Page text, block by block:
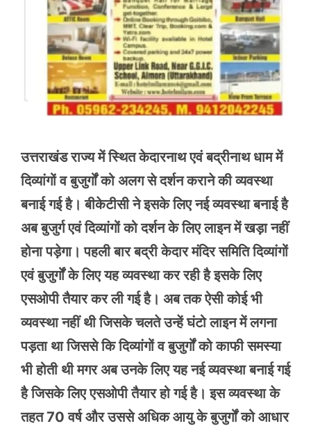
उत्तराखंड राज्य में स्थित केदारनाथ एवं बद्रीनाथ धाम में
दिव्यांगों व बुजुर्गों को अलग से दर्शन कराने की व्यवस्था
बनाई गई है। बीकेटीसी ने इसके लिए नई व्यवस्था बनाई है
अब बुजुर्ग एवं दिव्यांगों को दर्शन के लिए लाइन में खड़ा नहीं
होना पड़ेगा। पहली बार बद्री केदार मंदिर समिति दिव्यांगों
एवं बुजुर्गों के लिए यह व्यवस्था कर रही है इसके लिए
एसओपी तैयार कर ली गई है। अब तक ऐसी कोई भी
व्यवस्था नहीं थी जिसके चलते उन्हें घंटो लाइन में लगना
पड़ता था जिससे कि दिव्यांगों व बुजुर्गों को काफी समस्या
भी होती थी मगर अब उनके लिए यह नई व्यवस्था बनाई गई
है जिसके लिए एसओपी तैयार हो गई है। इस व्यवस्था के
तहत 70 वर्ष और उससे अधिक आयु के बुजुर्गों को आधार